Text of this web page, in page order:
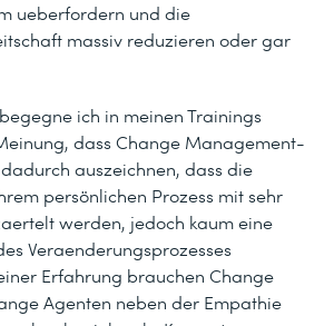
ueberfordern und die
massiv reduzieren oder gar
ich in meinen Trainings
dass Change Management-
auszeichnen, dass die
persönlichen Prozess mit sehr
werden, jedoch kaum eine
Veraenderungsprozesses
Erfahrung brauchen Change
Agenten neben der Empathie